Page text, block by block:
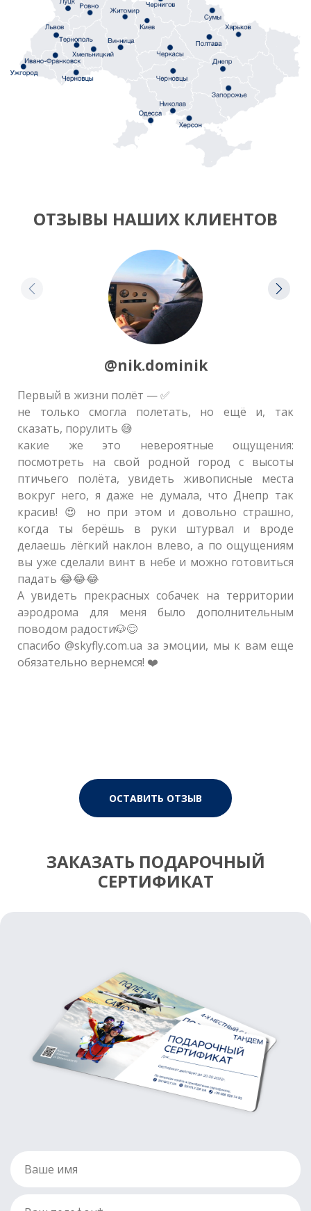
ОТЗЫВЫ НАШИХ КЛИЕНТОВ
@nik.dominik
Первый в жизни полёт — ✅
не только смогла полетать, но ещё и, так
сказать, порулить 😅
какие же это невероятные ощущения:
посмотреть на свой родной город с высоты
птичьего полёта, увидеть живописные места
вокруг него, я даже не думала, что Днепр так
красив! 😍 но при этом и довольно страшно,
когда ты берёшь в руки штурвал и вроде
делаешь лёгкий наклон влево, а по ощущениям
вы уже сделали винт в небе и можно готовиться
падать 😂😂😂
А увидеть прекрасных собачек на территории
аэродрома для меня было дополнительным
поводом радости🐶😊
спасибо @skyfly.com.ua за эмоции, мы к вам еще
обязательно вернемся! ❤️
ОСТАВИТЬ ОТЗЫВ
ЗАКАЗАТЬ ПОДАРОЧНЫЙ
СЕРТИФИКАТ